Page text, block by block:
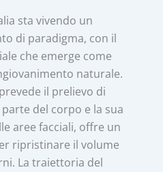
sta vivendo un
di paradigma, con il
che emerge come
naturale.
il prelievo di
del corpo e la sua
aree facciali, offre un
ripristinare il volume
La traiettoria del